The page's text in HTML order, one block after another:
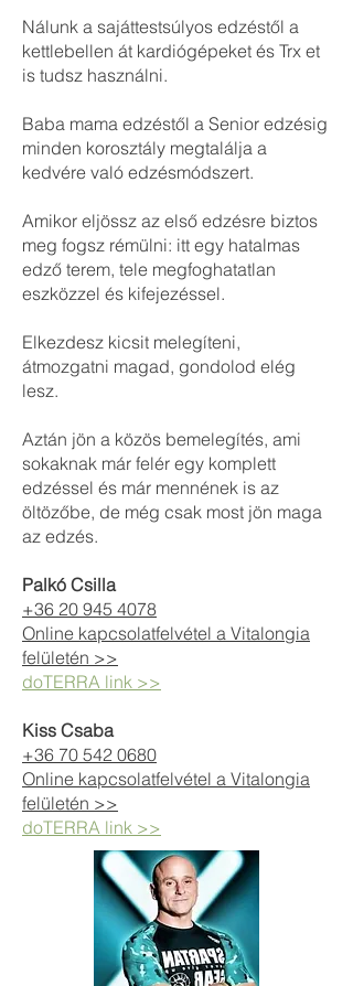
Nálunk a sajáttestsúlyos edzéstől a
kettlebellen át kardiógépeket és Trx et
is tudsz használni.
Baba mama edzéstől a Senior edzésig
minden korosztály megtalálja a
kedvére való edzésmódszert.
Amikor eljössz az első edzésre biztos
meg fogsz rémülni: itt egy hatalmas
edző terem, tele megfoghatatlan
eszközzel és kifejezéssel.
Elkezdesz kicsit melegíteni,
átmozgatni magad, gondolod elég
lesz.
Aztán jön a közös bemelegítés, ami
sokaknak már felér egy komplett
edzéssel és már mennének is az
öltözőbe, de még csak most jön maga
az edzés.
Palkó Csilla
+36 20 945 4078
Online kapcsolatfelvétel a Vitalongia
felületén >>
doTERRA link >>
Kiss Csaba
+36 70 542 0680
Online kapcsolatfelvétel a Vitalongia
felületén >>
doTERRA link >>